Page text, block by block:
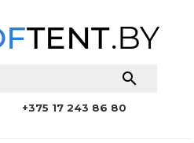
+375 17 243 86 80